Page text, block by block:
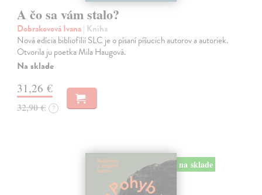
A čo sa vám stalo?
Dobrakovová Ivana| Kniha
Nová edícia bibliofílií SLC je o písaní píšucich autorov a autoriek.
Otvorila ju poetka Mila Haugová.
Na sklade
31,26 €
32,90 € ?
na sklade